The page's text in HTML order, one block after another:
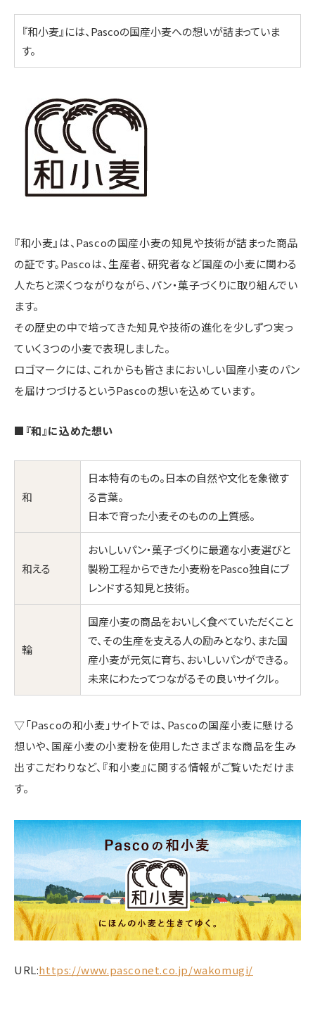
『和小麦』には、Pascoの国産小麦への想いが詰まっていま
す。
『和小麦』は、Pascoの国産小麦の知見や技術が詰まった商品
の証です。Pascoは、生産者、研究者など国産の小麦に関わる
人たちと深くつながりながら、パン・菓子づくりに取り組んでい
ます。
その歴史の中で培ってきた知見や技術の進化を少しずつ実っ
ていく３つの小麦で表現しました。
ロゴマークには、これからも皆さまにおいしい国産小麦のパン
を届けつづけるというPascoの想いを込めています。
■『和』に込めた想い
和
日本特有のもの。日本の自然や文化を象徴す
る言葉。
日本で育った小麦そのものの上質感。
和える
おいしいパン・菓子づくりに最適な小麦選びと
製粉工程からできた小麦粉をPasco独自にブ
レンドする知見と技術。
輪
国産小麦の商品をおいしく食べていただくこと
で、その生産を支える人の励みとなり、また国
産小麦が元気に育ち、おいしいパンができる。
未来にわたってつながるその良いサイクル。
▽「Pascoの和小麦」サイトでは、Pascoの国産小麦に懸ける
想いや、国産小麦の小麦粉を使用したさまざまな商品を生み
出すこだわりなど、『和小麦』に関する情報がご覧いただけま
す。
URL:https://www.pasconet.co.jp/wakomugi/